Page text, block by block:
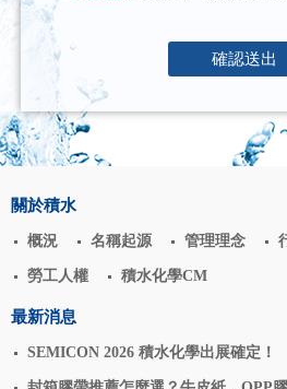
確認送出
關於積水
概況 名稱起源 管理理念
勞工人權 積水化學CM
最新消息
SEMICON 2026 積水化學出展確定！